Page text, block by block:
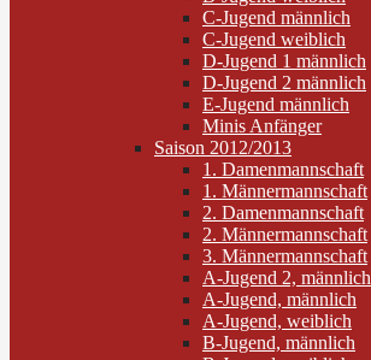
C-Jugend männlich
C-Jugend weiblich
D-Jugend 1 männlich
D-Jugend 2 männlich
E-Jugend männlich
Minis Anfänger
Saison 2012/2013
1. Damenmannschaft
1. Männermannschaft
2. Damenmannschaft
2. Männermannschaft
3. Männermannschaft
A-Jugend 2, männlich
A-Jugend, männlich
A-Jugend, weiblich
B-Jugend, männlich